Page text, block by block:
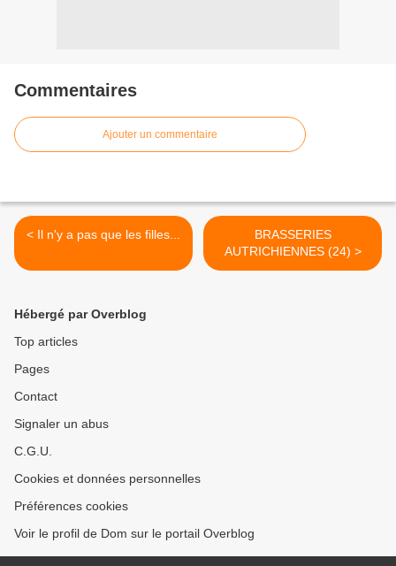
Commentaires
Ajouter un commentaire
< Il n'y a pas que les filles...
BRASSERIES
AUTRICHIENNES (24) >
Hébergé par Overblog
Top articles
Pages
Contact
Signaler un abus
C.G.U.
Cookies et données personnelles
Préférences cookies
Voir le profil de Dom sur le portail Overblog